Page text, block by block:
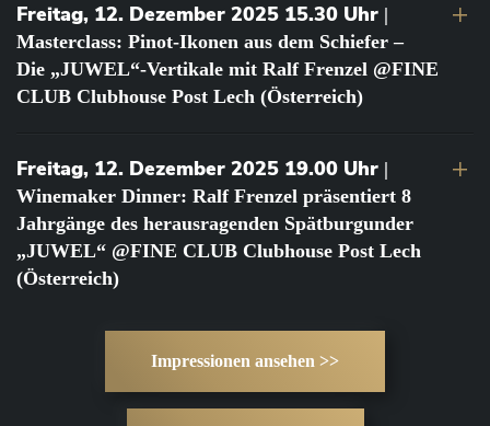
Freitag, 12. Dezember 2025 15.30 Uhr |
Masterclass: Pinot-Ikonen aus dem Schiefer –
Die „JUWEL“-Vertikale mit Ralf Frenzel @FINE
CLUB Clubhouse Post Lech (Österreich)
Freitag, 12. Dezember 2025 19.00 Uhr |
Winemaker Dinner: Ralf Frenzel präsentiert 8
Jahrgänge des herausragenden Spätburgunder
„JUWEL“ @FINE CLUB Clubhouse Post Lech
(Österreich)
Impressionen ansehen >>